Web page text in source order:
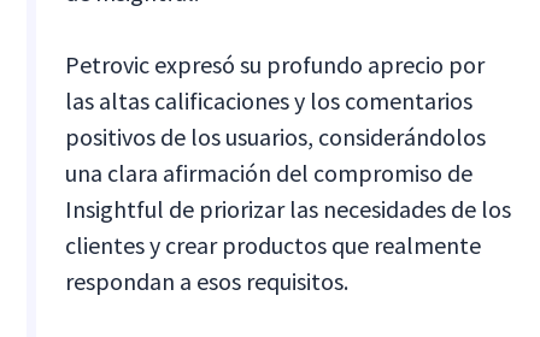
Petrovic expresó su profundo aprecio por
las altas calificaciones y los comentarios
positivos de los usuarios, considerándolos
una clara afirmación del compromiso de
Insightful de priorizar las necesidades de los
clientes y crear productos que realmente
respondan a esos requisitos.